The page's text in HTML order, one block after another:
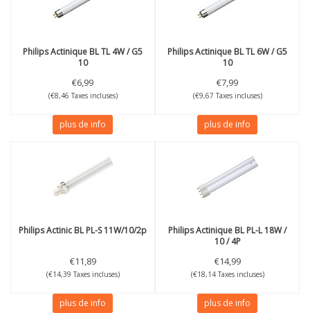
PhilipsActinique BL TL 4W / G5
10
€6,99
(€8,46 Taxes incluses)
plus de info
PhilipsActinique BL TL 6W / G5
10
€7,99
(€9,67 Taxes incluses)
plus de info
PhilipsActinic BL PL-S 11W/10/2p
€11,89
(€14,39 Taxes incluses)
plus de info
PhilipsActinique BL PL-L 18W /
10 / 4P
€14,99
(€18,14 Taxes incluses)
plus de info